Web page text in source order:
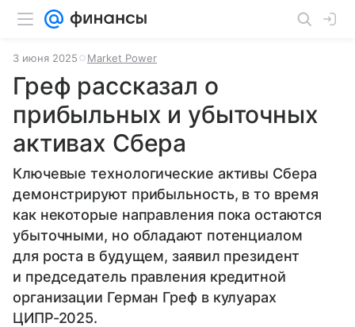
3 июня 2025 Market Power
Греф рассказал о
прибыльных и убыточных
активах Сбера
Ключевые технологические активы Сбера
демонстрируют прибыльность, в то время
как некоторые направления пока остаются
убыточными, но обладают потенциалом
для роста в будущем, заявил президент
и председатель правления кредитной
организации Герман Греф в кулуарах
ЦИПР-2025.